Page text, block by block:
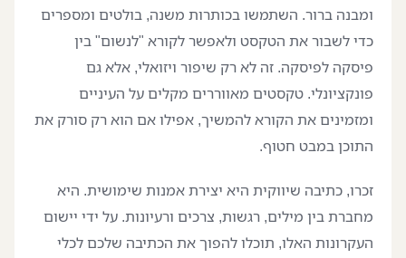
ומבנה ברור. השתמשו בכותרות משנה, בולטים ומספרים
כדי לשבור את הטקסט ולאפשר לקורא "לנשום" בין
פיסקה לפיסקה. זה לא רק שיפור ויזואלי, אלא גם
פונקציונלי. טקסטים מאווררים מקלים על העיניים
ומזמינים את הקורא להמשיך, אפילו אם הוא רק סורק את
התוכן במבט חטוף.
זכרו, כתיבה שיווקית היא יצירת אמנות שימושית. היא
מחברת בין מילים, רגשות, צרכים ורעיונות. על ידי יישום
העקרונות האלו, תוכלו להפוך את הכתיבה שלכם לכלי